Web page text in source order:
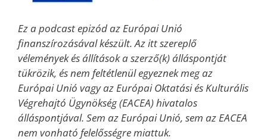
Ez a podcast epizód az Európai Unió
finanszírozásával készült. Az itt szereplő
vélemények és állítások a szerző(k) álláspontját
tükrözik, és nem feltétlenül egyeznek meg az
Európai Unió vagy az Európai Oktatási és Kulturális
Végrehajtó Ügynökség (EACEA) hivatalos
álláspontjával. Sem az Európai Unió, sem az EACEA
nem vonható felelősségre miattuk.